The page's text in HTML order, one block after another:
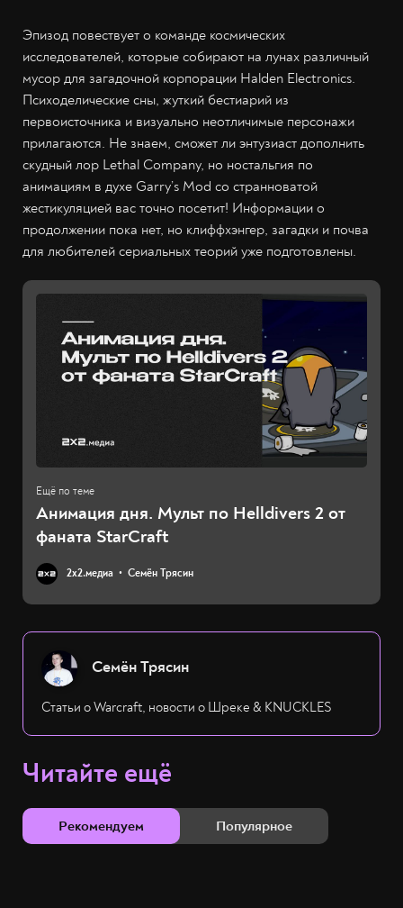
Эпизод повествует о команде космических
исследователей, которые собирают на лунах различный
мусор для загадочной корпорации Halden Electronics.
Психоделические сны, жуткий бестиарий из
первоисточника и визуально неотличимые персонажи
прилагаются. Не знаем, сможет ли энтузиаст дополнить
скудный лор Lethal Company, но ностальгия по
анимациям в духе Garry’s Mod со странноватой
жестикуляцией вас точно посетит! Информации о
продолжении пока нет, но клиффхэнгер, загадки и почва
для любителей сериальных теорий уже подготовлены.
Анимация дня. Мульт по Helldivers 2 от
фаната StarCraft
2х2.медиа Семён Трясин
Семён Трясин
Статьи о Warcraft, новости о Шреке & KNUCKLES
Читайте ещё
Рекомендуем Популярное